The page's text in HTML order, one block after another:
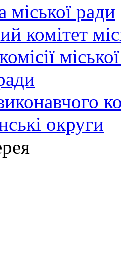
міської ради
комітет
округи